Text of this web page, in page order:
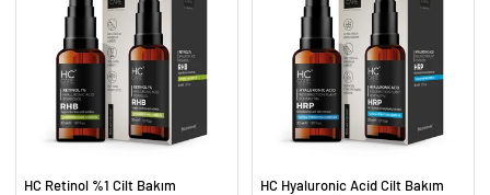
HC Retinol %1 Cilt Bakım
HC Hyaluronic Acid Cilt Bakım